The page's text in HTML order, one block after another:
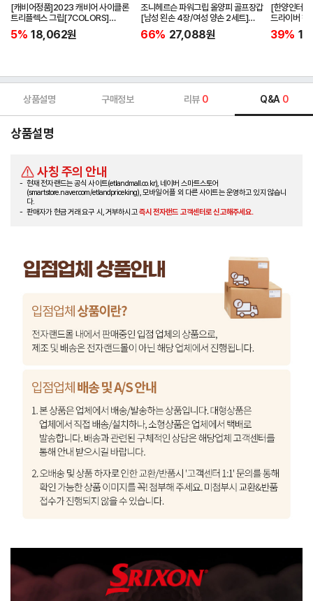
[캐비어정품]2023 캐비어 사이클론
트리플렉스 그립[7COLORS]
[라운드][39g/42g/46g/50g]
[R/S 토크]
5% 18,062원
조니헤르슨 파워그립 올양피 골프장갑
[남성 왼손 4장/여성 양손 2세트]
[화이트][케이스포함]
66% 27,088원
[한양인터
드라이버 헤
[HD-302]
39%
상품설명 구매정보 리뷰 0 Q&A 0
상품설명
사칭 주의 안내
현재 전자랜드는 공식 사이트(etlandmall.co.kr), 네이버 스마트스토어
(smartstore.naver.com/etlandpriceking), 모바일 어플 외 다른 사이트는 운영하고 있지 않습니
다.
판매자가 현금 거래 요구 시, 거부하시고즉시 전자랜드 고객센터로 신고해주세요.